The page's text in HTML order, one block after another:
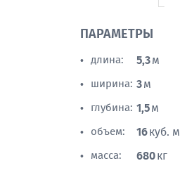
ПАРАМЕТРЫ
• длина: 5,3м
• ширина: 3м
• глубина: 1,5м
• объем: 16куб. м
• масса: 680кг